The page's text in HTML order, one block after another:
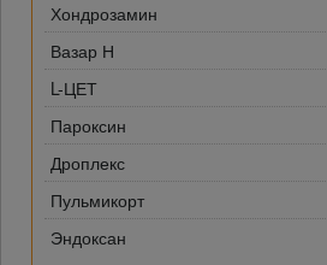
Хондрозамин
Вазар Н
L-ЦЕТ
Пароксин
Дроплекс
Пульмикорт
Эндоксан